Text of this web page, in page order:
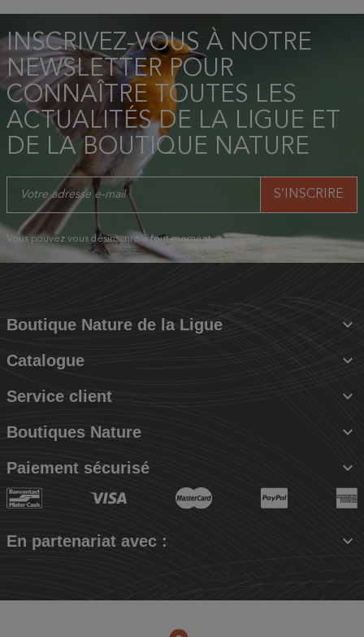
INSCRIVEZ-VOUS À NOTRE
NEWSLETTER POUR
CONNAÎTRE TOUTES LES
ACTUALITÉS DE LA LIGUE ET
DE LA BOUTIQUE NATURE
Vous pouvez vous désinscrire à tout moment.
Boutique Nature de la Ligue 
Catalogue 
Service client 
Boutiques Nature 
Paiement sécurisé 
En partenariat avec : 